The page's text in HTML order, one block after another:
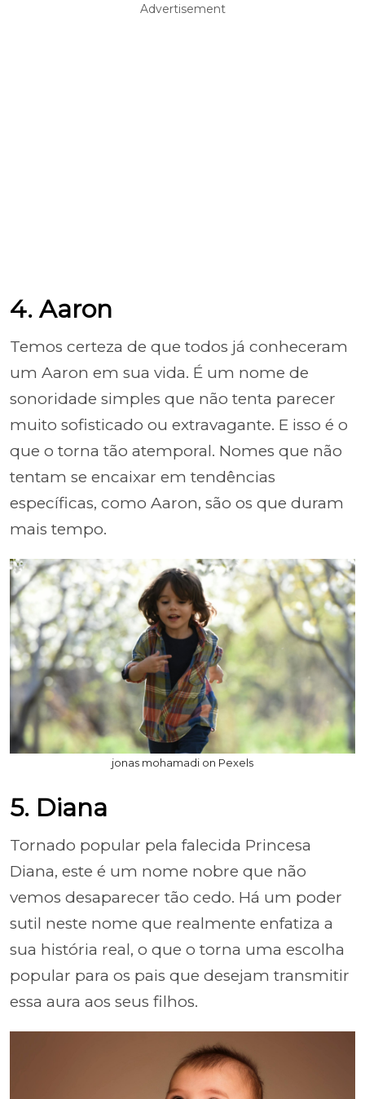
Advertisement
4. Aaron
Temos certeza de que todos já conheceram
um Aaron em sua vida. É um nome de
sonoridade simples que não tenta parecer
muito sofisticado ou extravagante. E isso é o
que o torna tão atemporal. Nomes que não
tentam se encaixar em tendências
específicas, como Aaron, são os que duram
mais tempo.
jonas mohamadi on Pexels
5. Diana
Tornado popular pela falecida Princesa
Diana, este é um nome nobre que não
vemos desaparecer tão cedo. Há um poder
sutil neste nome que realmente enfatiza a
sua história real, o que o torna uma escolha
popular para os pais que desejam transmitir
essa aura aos seus filhos.